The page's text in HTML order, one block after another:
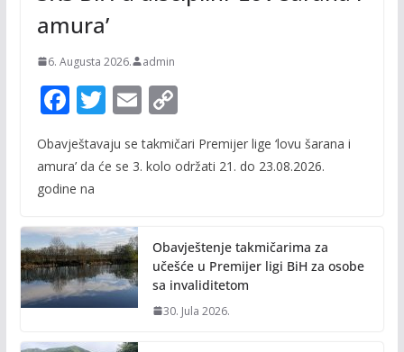
amura’
6. Augusta 2026. admin
F
ac
e
b
o
k
T
itt
E
m
ai
C
o
p
n
k
Obavještavaju se takmičari Premijer lige ‘lovu šarana i
amura’ da će se 3. kolo održati 21. do 23.08.2026.
godine na
Obavještenje takmičarima za
učešće u Premijer ligi BiH za osobe
sa invaliditetom
30. Jula 2026.